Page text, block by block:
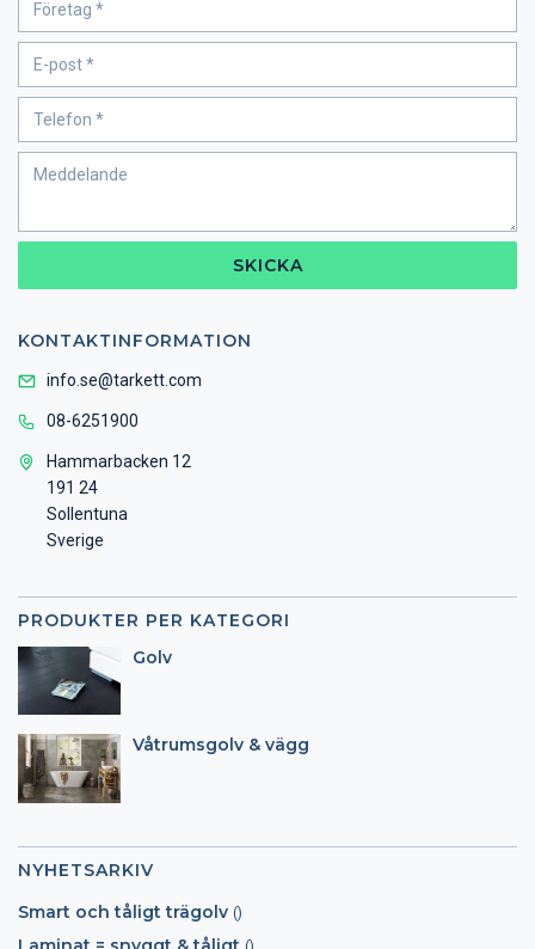
SKICKA
KONTAKTINFORMATION
info.se@tarkett.com
08-6251900
Hammarbacken 12
191 24
Sollentuna
Sverige
PRODUKTER PER KATEGORI
Golv
Våtrumsgolv & vägg
NYHETSARKIV
Smart och tåligt trägolv ()